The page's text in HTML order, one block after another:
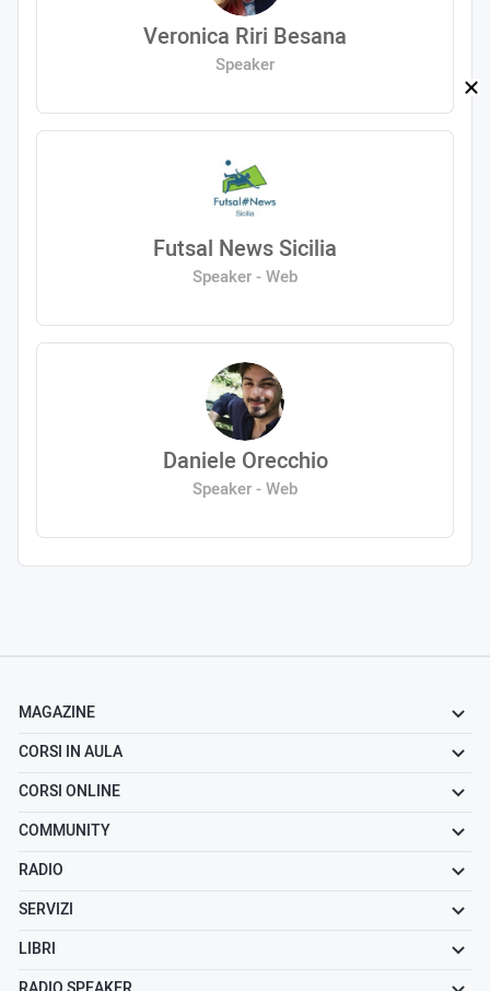
Veronica Riri Besana
Speaker
Futsal News Sicilia
Speaker - Web
Daniele Orecchio
Speaker - Web
MAGAZINE
CORSI IN AULA
CORSI ONLINE
COMMUNITY
RADIO
SERVIZI
LIBRI